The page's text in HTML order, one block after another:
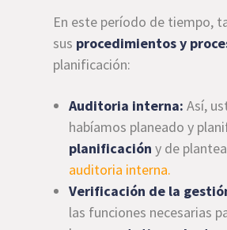
En este período de tiempo,
sus procedimientos y
planificación:
Auditoria interna: Así,
habíamos planeado y
planificación y de
auditoria interna.
Verificación de la
las funciones necesarias